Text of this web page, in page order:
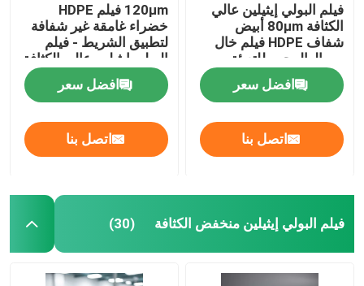
فيلم البولي إيثيلين عالي
الكثافة 80μm أبيض
شفاف HDPE فيلم خال
من الهالوجين للتعبئة
والتغليف والاستخدام
الصناعيافضل سعر
اتصل بنا
120μm فيلم HDPE
خضراء غامقة غير شفافة
لتطبيق الشريط - فيلم
البولي إيثيلين عالي الكثافة
افضل سعر
اتصل بنا
فيلم البولي إيثيلين منخفض الكثافة (30)